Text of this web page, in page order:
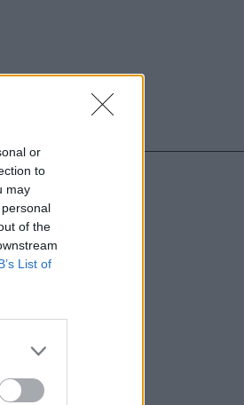
or
to
may
of the
List of